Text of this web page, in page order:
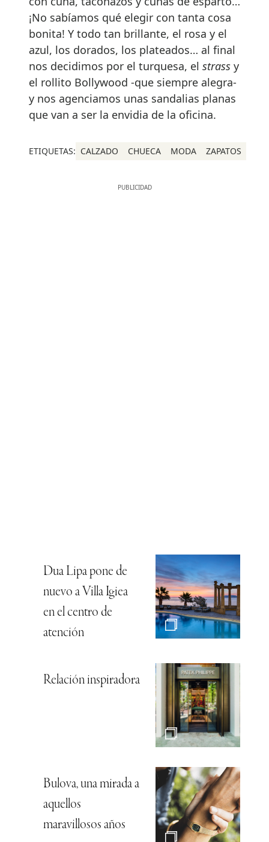
¡No sabíamos qué elegir con tanta cosa
bonita! Y todo tan brillante, el rosa y el
azul, los dorados, los plateados… al final
nos decidimos por el turquesa, el strass y
el rollito Bollywood -que siempre alegra-
y nos agenciamos unas sandalias planas
que van a ser la envidia de la oficina.
ETIQUETAS: CALZADO CHUECA MODA ZAPATOS
Dua Lipa pone de
nuevo a Villa Igiea
en el centro de
atención
Relación inspiradora
Bulova, una mirada a
aquellos
maravillosos años